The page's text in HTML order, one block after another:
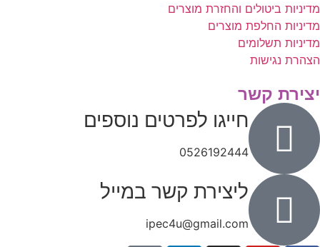
מדיניות ביטולים והחזרת מוצרים
מדיניות החלפת מוצרים
מדיניות תשלומים
הצהרת נגישות
יצירת קשר
חייגו לפרטים נוספים
0526192444
ליצירת קשר במייל
ipec4u@gmail.com